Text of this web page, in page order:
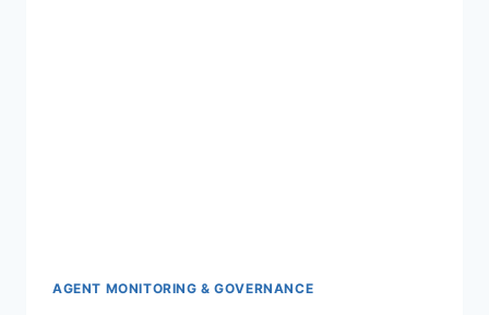
AGENT MONITORING & GOVERNANCE